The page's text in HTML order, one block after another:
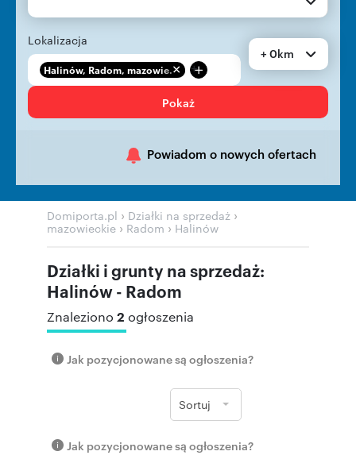
Lokalizacja
Halinów, Radom, mazowie... +
+ 0km
Pokaż
Powiadom o nowych ofertach
Domiporta.pl › Działki na sprzedaż ›
mazowieckie › Radom › Halinów
Działki i grunty na sprzedaż:
Halinów - Radom
Znaleziono 2 ogłoszenia
Jak pozycjonowane są ogłoszenia?
Sortuj
Jak pozycjonowane są ogłoszenia?